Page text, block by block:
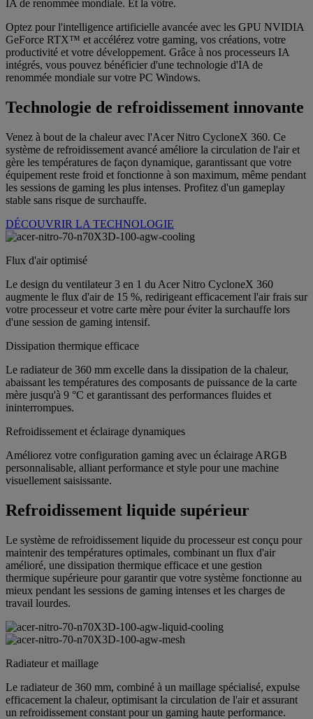
IA de renommée mondiale. Et la vôtre.
Optez pour l'intelligence artificielle avancée avec les GPU NVIDIA
GeForce RTX™ et accélérez votre gaming, vos créations, votre
productivité et votre développement. Grâce à nos processeurs IA
intégrés, vous pouvez bénéficier d'une technologie d'IA de
renommée mondiale sur votre PC Windows.
Technologie de refroidissement innovante
Venez à bout de la chaleur avec l'Acer Nitro CycloneX 360. Ce
système de refroidissement avancé améliore la circulation de l'air et
gère les températures de façon dynamique, garantissant que votre
équipement reste froid et fonctionne à son maximum, même pendant
les sessions de gaming les plus intenses. Profitez d'un gameplay
stable sans risque de surchauffe.
DÉCOUVRIR LA TECHNOLOGIE
Flux d'air optimisé
Le design du ventilateur 3 en 1 du Acer Nitro CycloneX 360
augmente le flux d'air de 15 %, redirigeant efficacement l'air frais sur
votre processeur et votre carte mère pour éviter la surchauffe lors
d'une session de gaming intensif.
Dissipation thermique efficace
Le radiateur de 360 mm excelle dans la dissipation de la chaleur,
abaissant les températures des composants de puissance de la carte
mère jusqu'à 9 °C et garantissant des performances fluides et
ininterrompues.
Refroidissement et éclairage dynamiques
Améliorez votre configuration gaming avec un éclairage ARGB
personnalisable, alliant performance et style pour une machine
visuellement saisissante.
Refroidissement liquide supérieur
Le système de refroidissement liquide du processeur est conçu pour
maintenir des températures optimales, combinant un flux d'air
amélioré, une dissipation thermique efficace et une gestion
thermique supérieure pour garantir que votre système fonctionne au
mieux pendant les sessions de gaming intenses et les charges de
travail lourdes.
Radiateur et maillage
Le radiateur de 360 mm, combiné à un maillage spécialisé, expulse
efficacement la chaleur, optimisant la circulation de l'air et assurant
un refroidissement constant pour un gaming haute performance.